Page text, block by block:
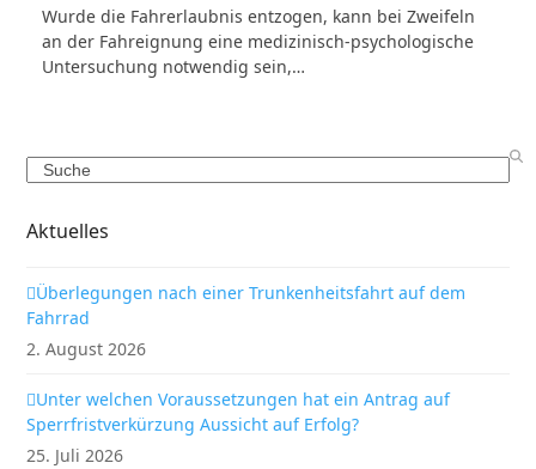
Wurde die Fahrerlaubnis entzogen, kann bei Zweifeln
an der Fahreignung eine medizinisch-psychologische
Untersuchung notwendig sein,…
Search
Aktuelles
Überlegungen nach einer Trunkenheitsfahrt auf dem
Fahrrad
2. August 2026
Unter welchen Voraussetzungen hat ein Antrag auf
Sperrfristverkürzung Aussicht auf Erfolg?
25. Juli 2026